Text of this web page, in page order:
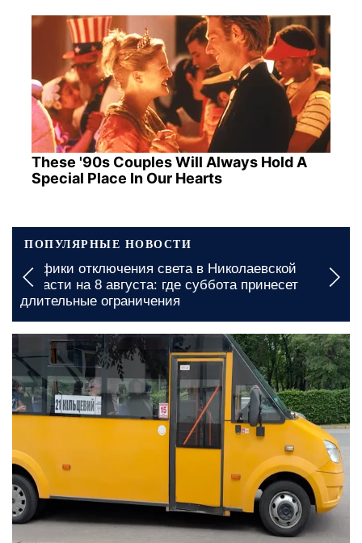
These '90s Couples Will Always Hold A
Special Place In Our Hearts
ПОПУЛЯРНЫЕ НОВОСТИ
Графики отключения света в Николаевской
области на 8 августа: где суббота принесет
длительные ограничения
сегодня, 13:00